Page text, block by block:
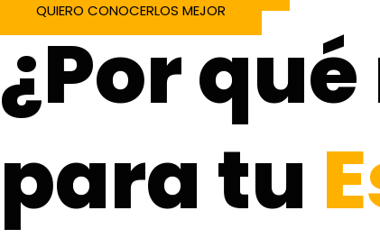
QUIERO CONOCERLOS MEJOR
¿Por
para tu